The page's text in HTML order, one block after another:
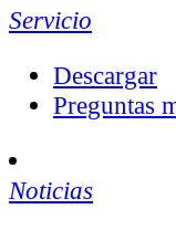
Servicio
Descargar
Preguntas
Noticias